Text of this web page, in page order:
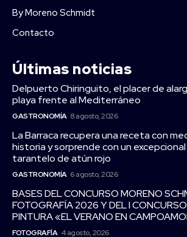
By Moreno Schmidt
Contacto
Últimas noticias
Delpuerto Chiringuito, el placer de
playa frente al Mediterráneo
GASTRONOMÍA 8 agosto, 2026
La Barraca recupera una receta con
historia y sorprende con un
tarantelo de atún rojo
GASTRONOMÍA 6 agosto, 2026
BASES DEL CONCURSO MORENO
FOTOGRAFÍA 2026 Y DEL I
PINTURA «EL VERANO EN
FOTOGRAFÍA 4 agosto, 2026